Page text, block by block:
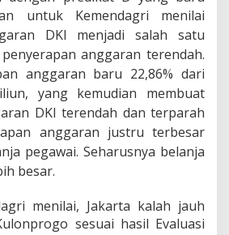
untuk Kemendagri menilai
DKI menjadi salah satu
anggaran terendah.
anggaran baru 22,86% dari
yang kemudian membuat
DKI terendah dan terparah
anggaran justru terbesar
pegawai. Seharusnya belanja
besar.
menilai, Jakarta kalah jauh
sesuai hasil Evaluasi